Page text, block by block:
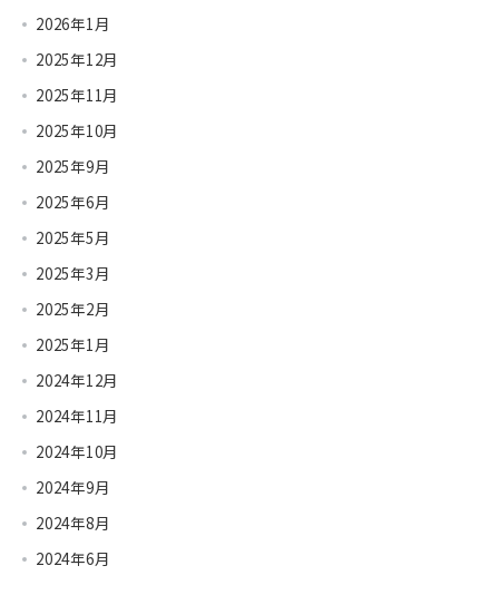
2026年1月
2025年12月
2025年11月
2025年10月
2025年9月
2025年6月
2025年5月
2025年3月
2025年2月
2025年1月
2024年12月
2024年11月
2024年10月
2024年9月
2024年8月
2024年6月